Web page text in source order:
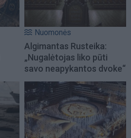
Nuomonės
Algimantas Rusteika:
„Nugalėtojas liko pūti
savo neapykantos dvoke“